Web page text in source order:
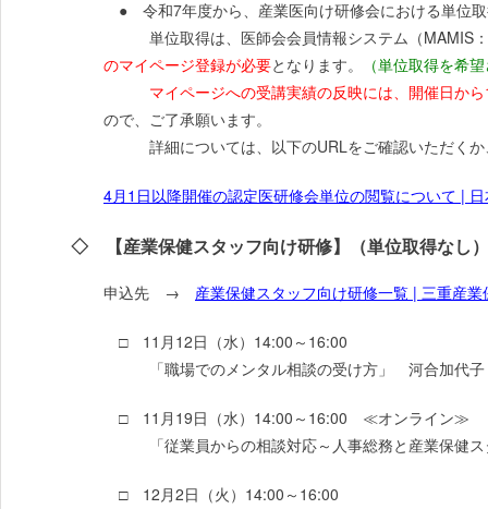
● 令和7年度から、産業医向け研修会における単位
単位取得は、医師会会員情報システム（MAMIS：
のマイページ登録が必要となります。
（単位取得を希
マイページへの受講実績の反映には、開催日か
ので、ご了承願います。
詳細については、以下のURLをご確認いただくか
4月1日以降開催の認定医研修会単位の閲覧について |
◇ 【産業保健スタッフ向け研修】（単位取得なし）
申込先 → 産業保健スタッフ向け研修一覧 | 三重産
□ 11月12日（水）14:00～16:00
「職場でのメンタル相談の受け方」 河合加代子
□ 11月19日（水）14:00～16:00 ≪オンライン≫
「従業員からの相談対応～人事総務と産業保健
□ 12月2日（火）14:00～16:00